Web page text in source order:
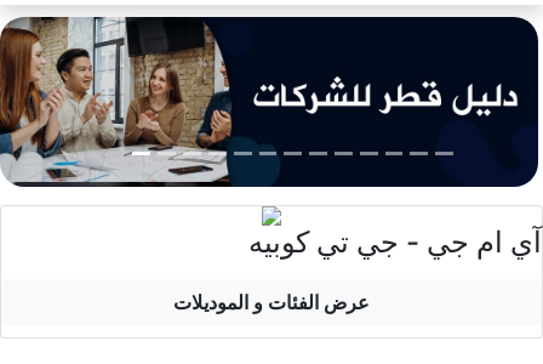
آي ام جي - جي تي كوبيه
عرض الفئات و الموديلات